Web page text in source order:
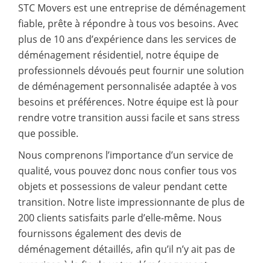
STC Movers est une entreprise de déménagement
fiable, prête à répondre à tous vos besoins. Avec
plus de 10 ans d’expérience dans les services de
déménagement résidentiel, notre équipe de
professionnels dévoués peut fournir une solution
de déménagement personnalisée adaptée à vos
besoins et préférences. Notre équipe est là pour
rendre votre transition aussi facile et sans stress
que possible.
Nous comprenons l’importance d’un service de
qualité, vous pouvez donc nous confier tous vos
objets et possessions de valeur pendant cette
transition. Notre liste impressionnante de plus de
200 clients satisfaits parle d’elle-même. Nous
fournissons également des devis de
déménagement détaillés, afin qu’il n’y ait pas de